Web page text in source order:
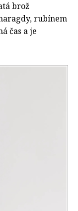
brož
rubínem
čas a je